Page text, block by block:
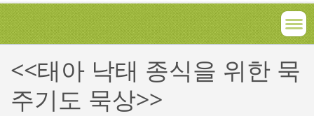
<<태아 낙태 종식을 위한 묵
주기도 묵상>>